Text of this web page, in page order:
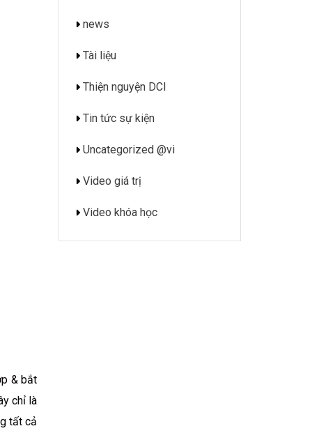
& bắt
chỉ là
tất cả
news
Tài liệu
Thiện nguyện DCI
Tin tức sự kiện
Uncategorized @vi
Video giá trị
Video khóa học